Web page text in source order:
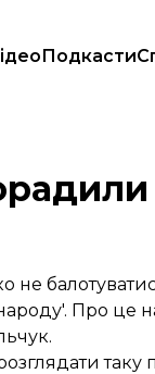
Подкасти
Про це